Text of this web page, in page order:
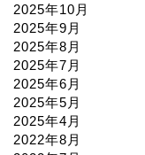
2025年10月
2025年9月
2025年8月
2025年7月
2025年6月
2025年5月
2025年4月
2022年8月